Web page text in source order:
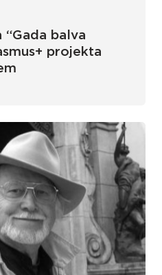
“Gada balva
projekta